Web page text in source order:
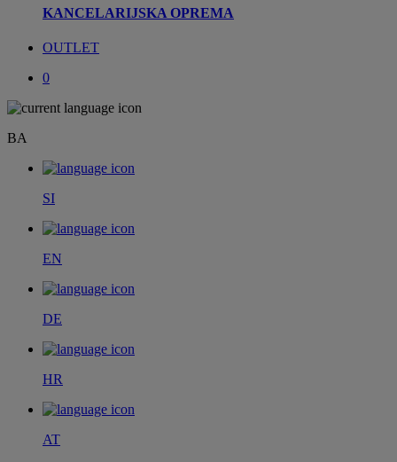
KANCELARIJSKA OPREMA
OUTLET
0
BA
SI
EN
DE
HR
AT